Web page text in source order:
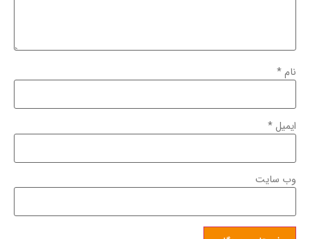
نام*
ایمیل*
وب‌ سایت